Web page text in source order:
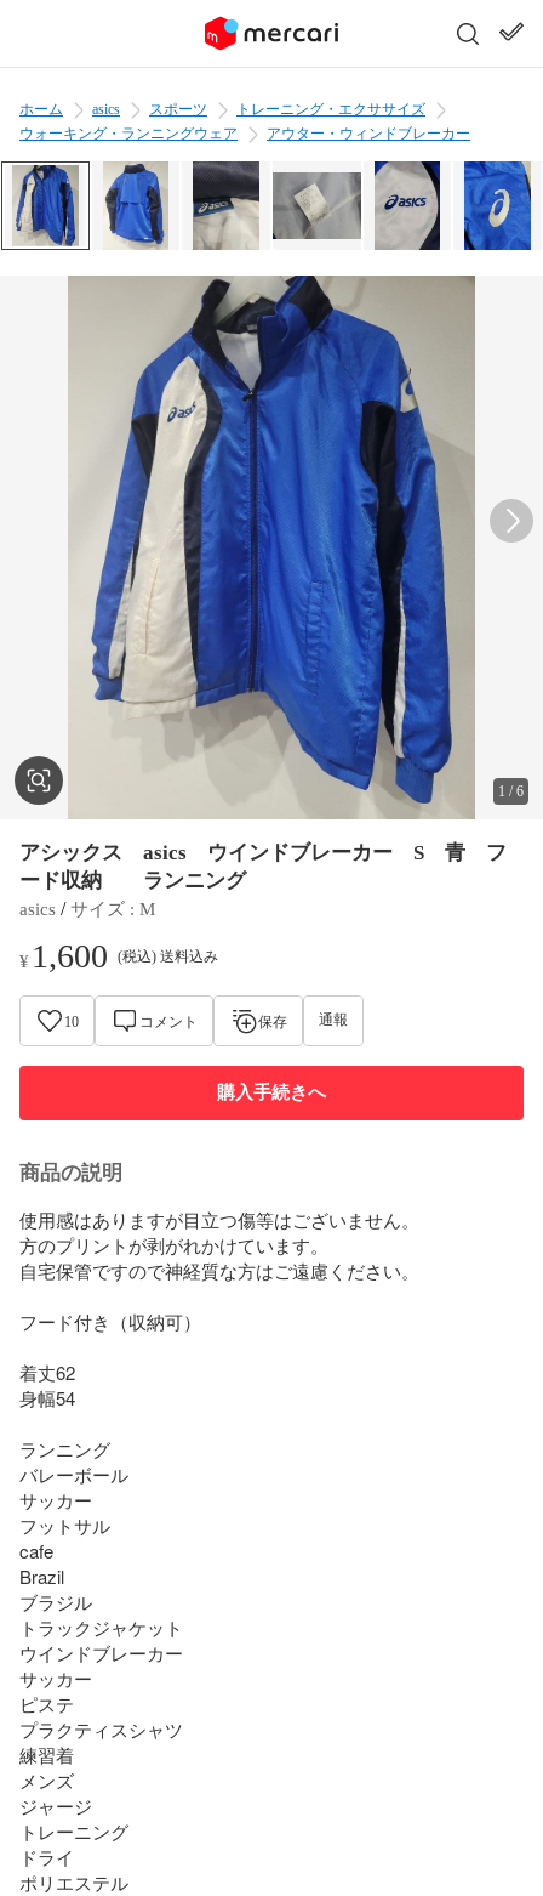
ホーム asics スポーツ
トレーニング・エクササイズ
ウォーキング・ランニングウェア
アウター・ウィンドブレーカー
1 /6
アシックス asics ウインドブレーカー S 青 フ
ード収納 ランニング
asics / サイズ : M
¥ 1,600 (税込) 送料込み
10 コメント 保存 通報
購入手続きへ
商品の説明
使用感はありますが目立つ傷等はございません。
方のプリントが剥がれかけています。
自宅保管ですので神経質な方はご遠慮ください。
フード付き（収納可）
着丈62
身幅54
ランニング
バレーボール
サッカー
フットサル
cafe
Brazil
ブラジル
トラックジャケット
ウインドブレーカー
サッカー
ピステ
プラクティスシャツ
練習着
メンズ
ジャージ
トレーニング
ドライ
ポリエステル